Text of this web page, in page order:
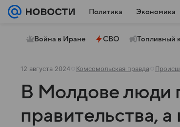
Политика Экономика
Война в Иране СВО Топливный
12 августа 2024 Комсомольская правда
В Молдове люди
правительства,